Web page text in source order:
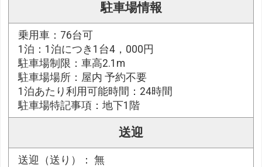
駐車場情報
乗用車：76台可
1泊：1泊につき1台4，000円
駐車場制限：車高2.1m
駐車場場所：屋内 予約不要
1泊あたり利用可能時間：24時間
駐車場特記事項：地下1階
送迎
送迎（送り）： 無